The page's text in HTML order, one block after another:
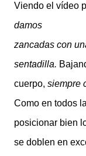
Viendo el vídeo
damos
zancadas con
sentadilla.
cuerpo, siempre
Como en todos
posicionar bien
se doblen en